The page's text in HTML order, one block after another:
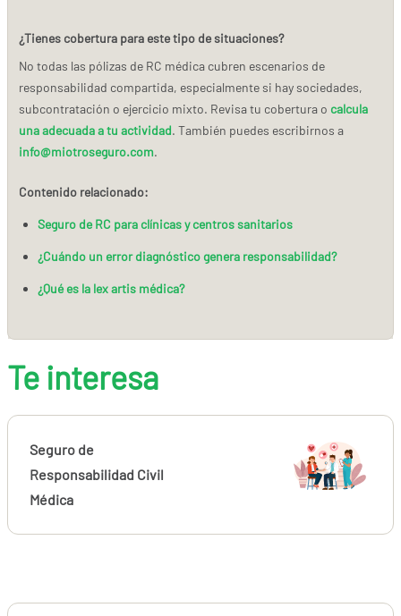
¿Tienes cobertura para este tipo de situaciones?
No todas las pólizas de RC médica cubren escenarios de
responsabilidad compartida, especialmente si hay sociedades,
subcontratación o ejercicio mixto. Revisa tu cobertura o calcula
una adecuada a tu actividad. También puedes escribirnos a
info@miotroseguro.com.
Contenido relacionado:
Seguro de RC para clínicas y centros sanitarios
¿Cuándo un error diagnóstico genera responsabilidad?
¿Qué es la lex artis médica?
Te interesa
Seguro de
Responsabilidad Civil
Médica